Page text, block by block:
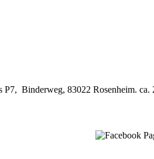
P7, Binderweg, 83022 Rosenheim.